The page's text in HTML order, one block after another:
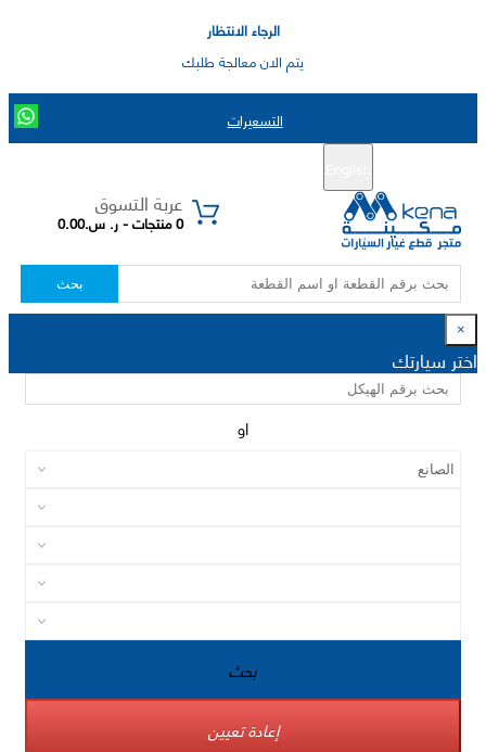
الرجاء الانتظار
يتم الان معالجة طلبك
التسعيرات
عربة التسوق
0 منتجات - ر. س.0.00
بحث
×
اختر سيارتك
او
بحث
إعادة تعيين